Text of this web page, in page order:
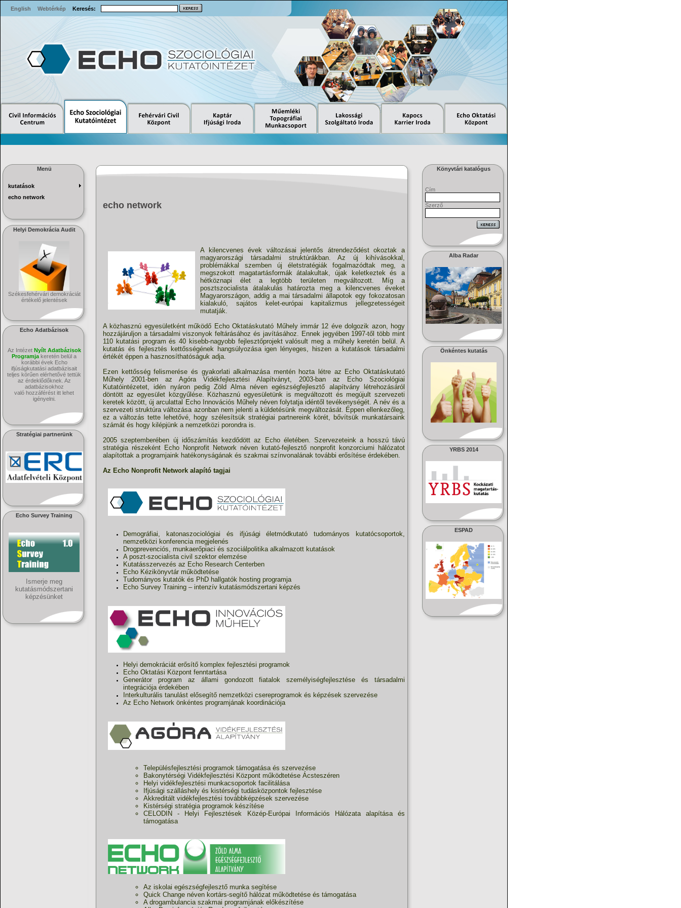
English Webtérkép Keresés:
Menü
kutatások
echo network
Helyi Demokrácia Audit
Székesfehérvári demokráciát
értékelő jelentések
Echo Adatbázisok
Az Intézet Nyílt Adatbázisok
Programja keretén belül a
korábbi évek Echo
ifjúságkutatási adatbázisait
teljes körűen elérhetővé tettük
az érdeklődőknek. Az
adatbázisokhoz
való hozzáférést itt lehet
igényelni.
Stratégiai partnerünk
Echo Survey Training
Ismerje meg
kutatásmódszertani
képzésünket
echo network
A kilencvenes évek változásai jelentős átrendeződést okoztak a
magyarországi társadalmi struktúrákban. Az új kihívásokkal,
problémákkal szemben új életstratégiák fogalmazódtak meg, a
megszokott magatartásformák átalakultak, újak keletkeztek és a
hétköznapi élet a legtöbb területen megváltozott. Míg a
posztszocialista átalakulás határozta meg a kilencvenes éveket
Magyarországon, addig a mai társadalmi állapotok egy fokozatosan
kialakuló, sajátos kelet-európai kapitalizmus jellegzetességeit
mutatják.
A közhasznú egyesületként működő Echo Oktatáskutató Műhely immár 12 éve dolgozik azon, hogy
hozzájáruljon a társadalmi viszonyok feltárásához és javításához. Ennek jegyében 1997-től több mint
110 kutatási program és 40 kisebb-nagyobb fejlesztőprojekt valósult meg a műhely keretén belül. A
kutatás és fejlesztés kettősségének hangsúlyozása igen lényeges, hiszen a kutatások társadalmi
értékét éppen a hasznosíthatóságuk adja.
Ezen kettősség felismerése és gyakorlati alkalmazása mentén hozta létre az Echo Oktatáskutató
Műhely 2001-ben az Agóra Vidékfejlesztési Alapítványt, 2003-ban az Echo Szociológiai
Kutatóintézetet, idén nyáron pedig Zöld Alma néven egészségfejlesztő alapítvány létrehozásáról
döntött az egyesület közgyűlése. Közhasznú egyesületünk is megváltozott és megújult szervezeti
keretek között, új arculattal Echo Innovációs Műhely néven folytatja idéntől tevékenységét. A név és a
szervezeti struktúra változása azonban nem jelenti a küldetésünk megváltozását. Éppen ellenkezőleg,
ez a változás tette lehetővé, hogy szélesítsük stratégiai partnereink körét, bővítsük munkatársaink
számát és hogy kilépjünk a nemzetközi porondra is.
2005 szeptemberében új időszámítás kezdődött az Echo életében. Szervezeteink a hosszú távú
stratégia részeként Echo Nonprofit Network néven kutató-fejlesztő nonprofit konzorciumi hálózatot
alapítottak a programjaink hatékonyságának és szakmai színvonalának további erősítése érdekében.
Az Echo Nonprofit Network alapító tagjai
Demográfiai, katonaszociológiai és ifjúsági életmódkutató tudományos kutatócsoportok,
nemzetközi konferencia megjelenés
Drogprevenciós, munkaerőpiaci és szociálpolitika alkalmazott kutatások
A poszt-szocialista civil szektor elemzése
Kutatásszervezés az Echo Research Centerben
Echo Kézikönyvtár működtetése
Tudományos kutatók és PhD hallgatók hosting programja
Echo Survey Training – intenzív kutatásmódszertani képzés
Helyi demokráciát erősítő komplex fejlesztési programok
Echo Oktatási Központ fenntartása
Generátor program az állami gondozott fiatalok személyiségfejlesztése és társadalmi
integrációja érdekében
Interkulturális tanulást elősegítő nemzetközi csereprogramok és képzések szervezése
Az Echo Network önkéntes programjának koordinációja
Településfejlesztési programok támogatása és szervezése
Bakonytérségi Vidékfejlesztési Központ működtetése Ácsteszéren
Helyi vidékfejlesztési munkacsoportok facilitálása
Ifjúsági szálláshely és kistérségi tudásközpontok fejlesztése
Akkreditált vidékfejlesztési továbbképzések szervezése
Kistérségi stratégia programok készítése
CELODIN - Helyi Fejlesztések Közép-Európai Információs Hálózata alapítása és
támogatása
Az iskolai egészségfejlesztő munka segítése
Quick Change néven kortárs-segítő hálózat működtetése és támogatása
A drogambulancia szakmai programjának előkészítése
Könyvtári katalógus
Cím
Szerző
Alba Radar
Önkéntes kutatás
YRBS 2014
ESPAD